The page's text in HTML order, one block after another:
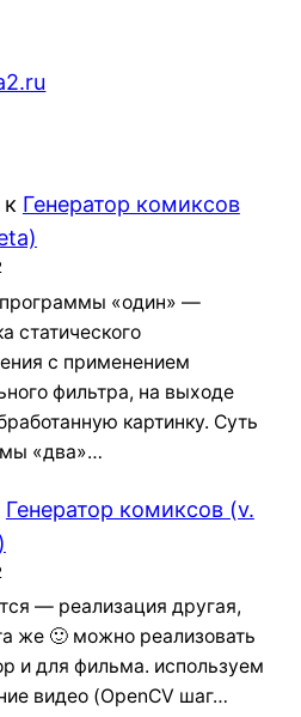
к Генератор комиксов
программы «один» —
статического
с применением
фильтра, на выходе
картинку. Суть
«два»…
Генератор комиксов (v.
— реализация другая,
же 🙂 можно реализовать
и для фильма. используем
видео (OpenCV шаг…